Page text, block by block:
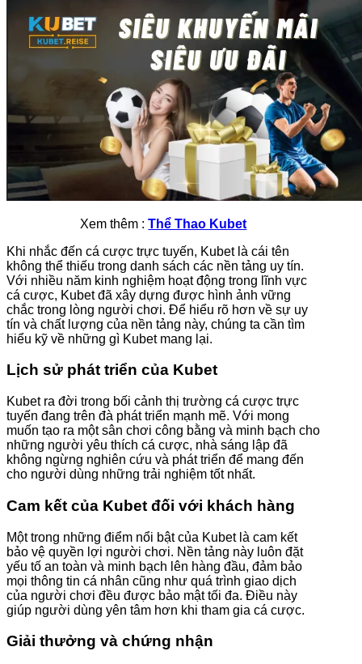
Xem thêm :Thể Thao Kubet
Khi nhắc đến cá cược trực tuyến, Kubet là cái tên
không thể thiếu trong danh sách các nền tảng uy tín.
Với nhiều năm kinh nghiệm hoạt động trong lĩnh vực
cá cược, Kubet đã xây dựng được hình ảnh vững
chắc trong lòng người chơi. Để hiểu rõ hơn về sự uy
tín và chất lượng của nền tảng này, chúng ta cần tìm
hiểu kỹ về những gì Kubet mang lại.
Lịch sử phát triển của Kubet
Kubet ra đời trong bối cảnh thị trường cá cược trực
tuyến đang trên đà phát triển mạnh mẽ. Với mong
muốn tạo ra một sân chơi công bằng và minh bạch cho
những người yêu thích cá cược, nhà sáng lập đã
không ngừng nghiên cứu và phát triển để mang đến
cho người dùng những trải nghiệm tốt nhất.
Cam kết của Kubet đối với khách hàng
Một trong những điểm nổi bật của Kubet là cam kết
bảo vệ quyền lợi người chơi. Nền tảng này luôn đặt
yếu tố an toàn và minh bạch lên hàng đầu, đảm bảo
mọi thông tin cá nhân cũng như quá trình giao dịch
của người chơi đều được bảo mật tối đa. Điều này
giúp người dùng yên tâm hơn khi tham gia cá cược.
Giải thưởng và chứng nhận